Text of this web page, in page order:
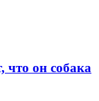
он собака